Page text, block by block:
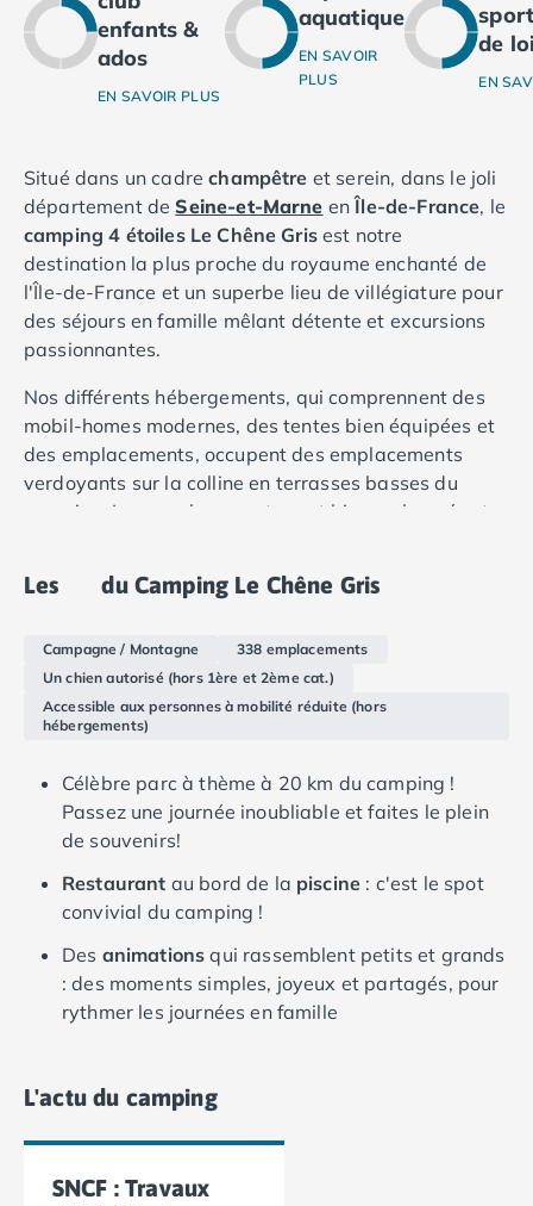
Camping Ardennes
Camping Corse
Camping Corse-du-Sud
Camping Bonifacio
Camping Ghisonaccia
Camping Saint-Florent
Camping Franche-Comté
Camping Doubs
Camping Jura
Camping Clairvaux-les-Lacs
Camping Haute-Normandie
Camping Eure
Camping Ile-de-France
Camping Essonne
Camping Seine-et-Marne
Camping Val d'Oise
Camping Aude
Camping Narbonne-Plage
Camping Sigean
Camping Gard
Camping Aigues-Mortes
Camping Nîmes
Camping Hérault
Camping Agde
Camping Béziers
Camping La Grande Motte
Camping Montpellier
Camping Palavas-les-Flots
Camping Sète
Camping Pyrénées-Orientales
Camping Collioure
enfants &
ados
EN SAVOIR PLUS
aquatique
EN SAVOIR
PLUS
de
EN
Situé dans un cadrechampêtre et serein, dans le joli
département deSeine-et-Marne enÎle-de-France, le
camping 4 étoiles Le Chêne Grisest notre
destination la plus proche du royaume enchanté de
l'Île-de-France et un superbe lieu de villégiature pour
des séjours en famille mêlant détente et excursions
passionnantes.
Nos différents hébergements, qui comprennent des
mobil-homes modernes, des tentes bien équipées et
des emplacements, occupent des emplacements
verdoyants sur la colline en terrasses basses du
camping. Les emplacements sont bien ombragés et
d'activité.
Les du Camping Le Chêne Gris
Campagne / Montagne
338 emplacements
Un chien autorisé (hors 1ère et 2ème cat.)
Accessible aux personnes à mobilité réduite (hors
hébergements)
Célèbre parc à thème à 20 km du camping !
Passez une journée inoubliable et faites le plein
de souvenirs!
Restaurant au bord de la piscine : c'est le spot
convivial du camping !
Des animationsqui rassemblent petits et grands
: des moments simples, joyeux et partagés, pour
rythmer les journées en famille
L'actu du camping
SNCF : Travaux